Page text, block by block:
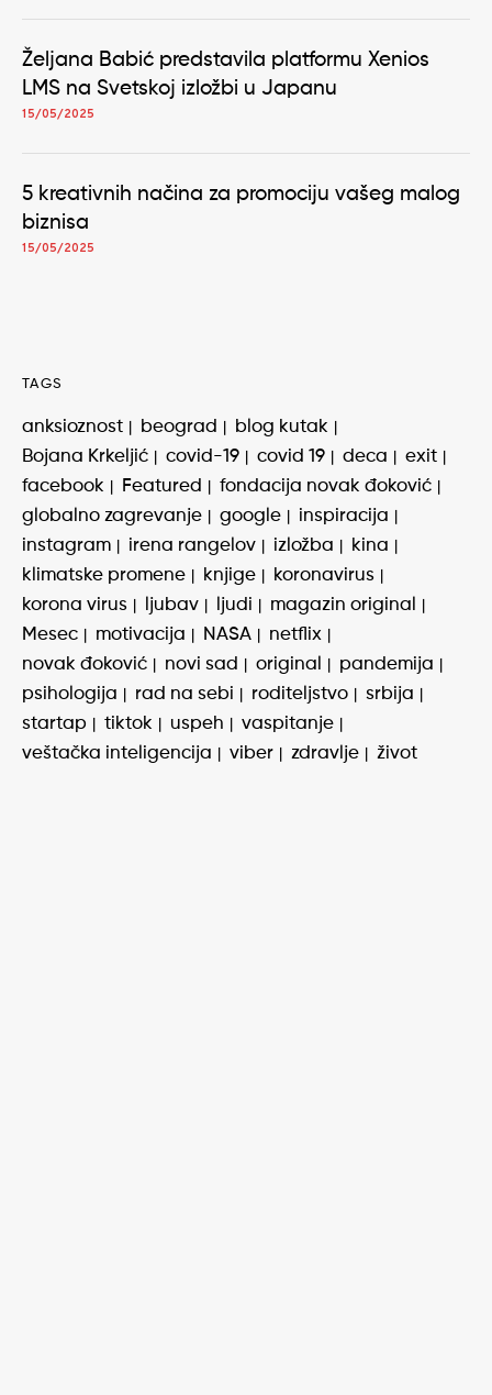
Željana Babić predstavila platformu Xenios
LMS na Svetskoj izložbi u Japanu
15/05/2025
5 kreativnih načina za promociju vašeg malog
biznisa
15/05/2025
TAGS
anksioznost beograd
blog kutak
Bojana Krkeljić
covid-19 covid 19 deca
exit
facebook
Featured
fondacija novak đoković
globalno zagrevanje
google
inspiracija
instagram
irena rangelov izložba
kina
klimatske promene
knjige
koronavirus
korona virus
ljubav ljudi
magazin original
Mesec
motivacija NASA
netflix
novak đoković
novi sad original
pandemija
psihologija
rad na sebi roditeljstvo
srbija
startap
tiktok uspeh
vaspitanje
veštačka inteligencija
viber zdravlje život